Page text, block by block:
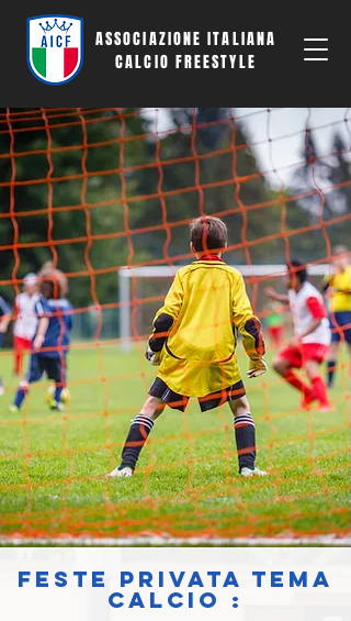
ASSOCIAZIONE ITALIANA
CALCIO FREESTYLE
FESTE PRIVATA TEMA
CALCIO :